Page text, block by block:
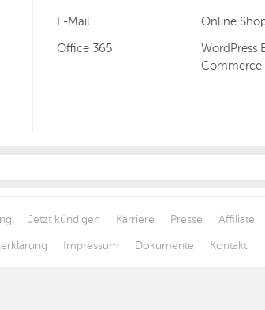
E-Mail
Office 365
Online
WordPress
Commerce
Jetzt kündigen Karriere Presse
Affiliate
Impressum Dokumente Kontakt